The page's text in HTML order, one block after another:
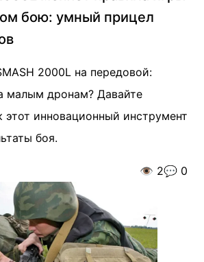
бою: умный прицел
2000L на передовой:
малым дронам? Давайте
этот инновационный инструмент
боя.
👁️ 2💬 0